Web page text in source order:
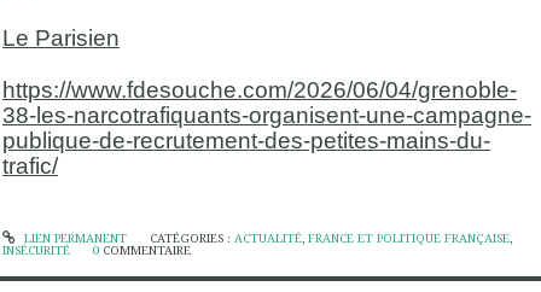
Le Parisien
https://www.fdesouche.com/2026/06/04/grenoble-
38-les-narcotrafiquants-organisent-une-campagne-
publique-de-recrutement-des-petites-mains-du-
trafic/
LIEN PERMANENT CATÉGORIES : ACTUALITÉ, FRANCE ET POLITIQUE FRANÇAISE,
INSÉCURITÉ 0 COMMENTAIRE